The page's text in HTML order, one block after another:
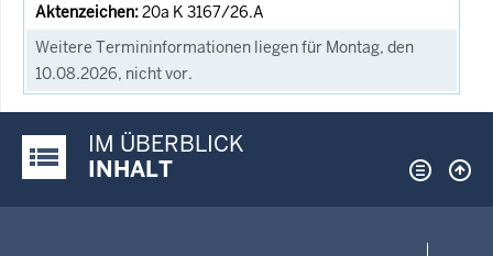
20a K 3167/26.A
Weitere Termininformationen liegen für Montag, den
10.08.2026, nicht vor.
Justiz-Portal im Überblick:
IM ÜBERBLICK
INHALT